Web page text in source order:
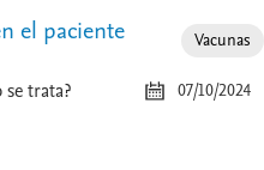
Vacunas
07/10/2024
el paciente
se trata?